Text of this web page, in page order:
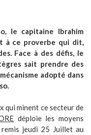
le capitaine Ibrahim
à ce proverbe qui dit,
Face à des défis, le
sait prendre des
adopté dans
qui minent ce secteur de
déploie les moyens
remis jeudi 25 Juillet au